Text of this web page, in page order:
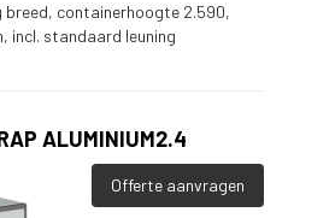
breed, containerhoogte 2.590,
incl. standaard leuning
ALUMINIUM2.4
Offerte aanvragen